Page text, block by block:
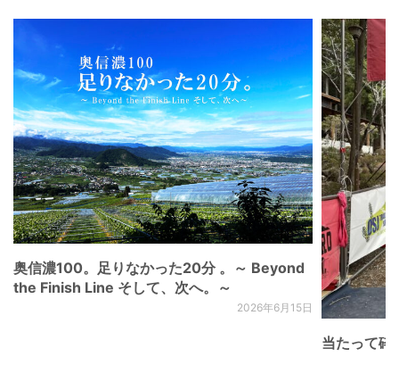
奥信濃100。足りなかった20分 。～ Beyond
the Finish Line そして、次へ。～
2026年6月15日
当たって砕